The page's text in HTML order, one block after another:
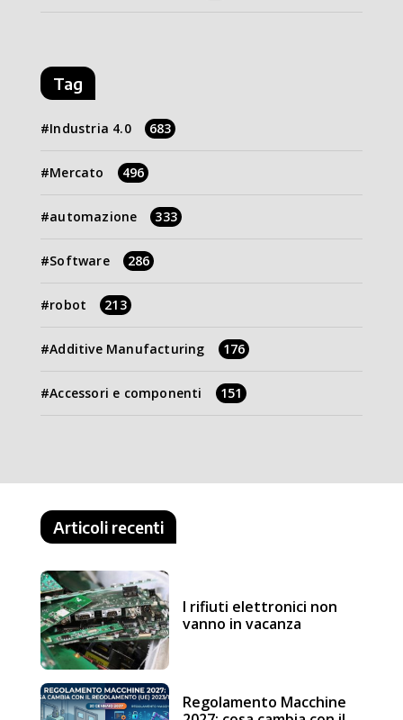
Tag
Industria 4.0 683
Mercato 496
automazione 333
Software 286
robot 213
Additive Manufacturing 176
Accessori e componenti 151
Articoli recenti
I rifiuti elettronici non
vanno in vacanza
Regolamento Macchine